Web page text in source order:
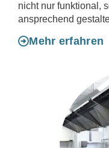
nicht nur funktional,
ansprechend
Mehr erfahren